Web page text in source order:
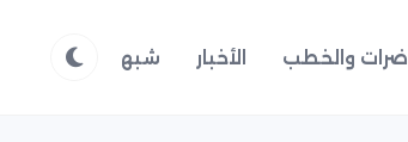
والخطب الأخبار شبهات وردود